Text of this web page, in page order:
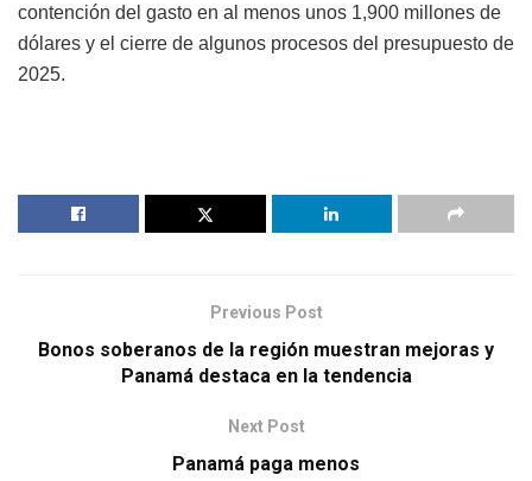
contención del gasto en al menos unos 1,900 millones de
dólares y el cierre de algunos procesos del presupuesto de
2025.
Previous Post
Bonos soberanos de la región muestran mejoras y
Panamá destaca en la tendencia
Next Post
Panamá paga menos